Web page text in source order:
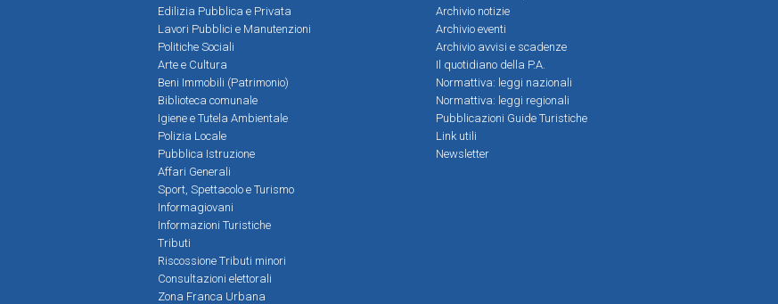
Edilizia Pubblica e Privata
Lavori Pubblici e Manutenzioni
Politiche Sociali
Arte e Cultura
Beni Immobili (Patrimonio)
Biblioteca comunale
Igiene e Tutela Ambientale
Polizia Locale
Pubblica Istruzione
Affari Generali
Sport, Spettacolo e Turismo
Informagiovani
Informazioni Turistiche
Tributi
Riscossione Tributi minori
Consultazioni elettorali
Zona Franca Urbana
Archivio notizie
Archivio eventi
Archivio avvisi e scadenze
Il quotidiano della P.A.
Normattiva: leggi nazionali
Normattiva: leggi regionali
Pubblicazioni Guide Turistiche
Link utili
Newsletter